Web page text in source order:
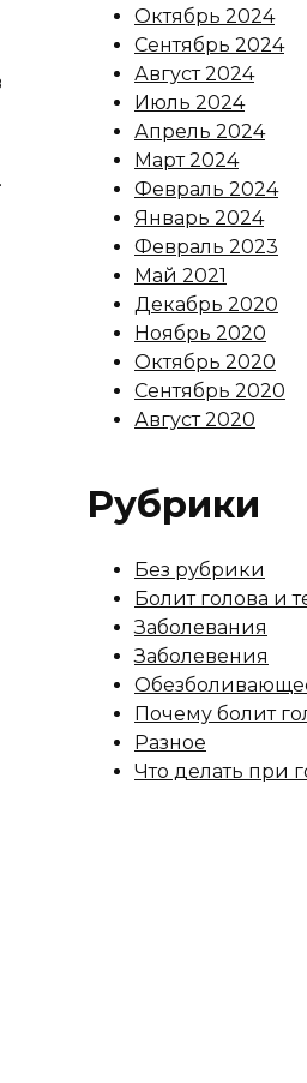
Октябрь 2024
Сентябрь 2024
Август 2024
Июль 2024
Апрель 2024
Март 2024
Февраль 2024
Январь 2024
Февраль 2023
Май 2021
Декабрь 2020
Ноябрь 2020
Октябрь 2020
Сентябрь 2020
Август 2020
Рубрики
Без рубрики
Болит голова и
Заболевания
Заболевения
Почему болит
Разное
Что делать при